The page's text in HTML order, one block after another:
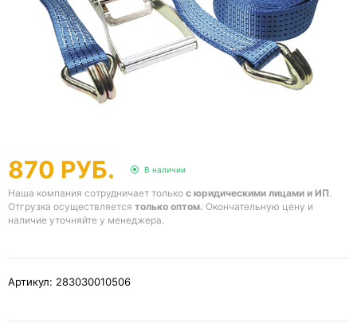
870 РУБ. В наличии
Наша компания сотрудничает только с юридическими лицами и ИП.
Отгрузка осуществляется только оптом. Окончательную цену и
наличие уточняйте у менеджера.
Артикул: 283030010506